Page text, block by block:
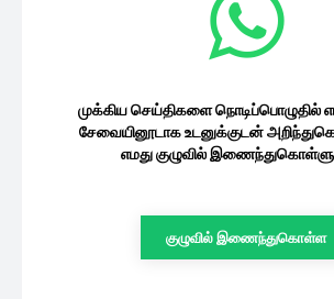
நடவடிக்கை தொடர்பில்
அறிவிப்பு
05/08/2026
22ஆவது
சட்டமூலத்தை
முன்வைக்க நடவடிக்கை
செய்தி சேவையினூடாக